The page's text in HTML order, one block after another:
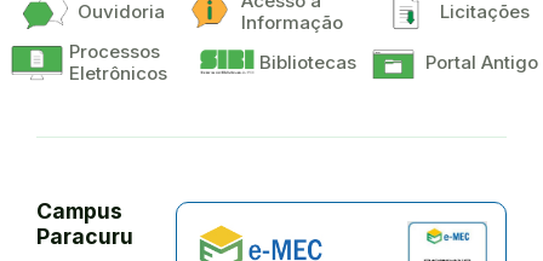
Ouvidoria
Informação
Licitações
Processos
Eletrônicos
Bibliotecas Portal Antigo
Campus
Paracuru